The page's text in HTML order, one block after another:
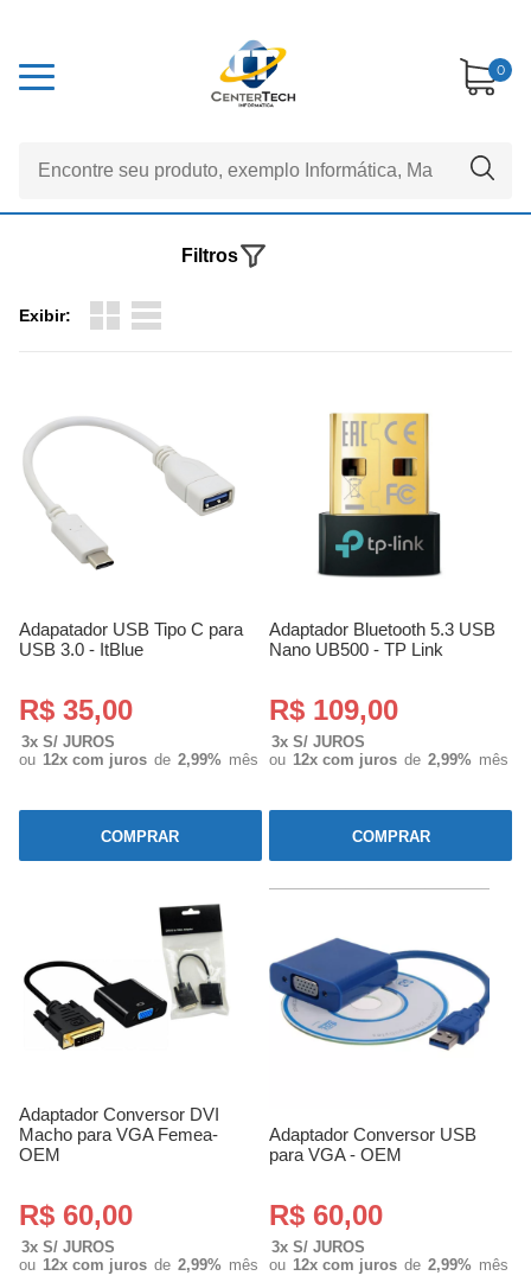
0
Exibir:
Filtros
Adapatador USB Tipo C para
USB 3.0 - ItBlue
R$ 35,00
3x S/ JUROS
ou 12x com juros de 2,99% mês
COMPRAR
Adaptador Bluetooth 5.3 USB
Nano UB500 - TP Link
R$ 109,00
3x S/ JUROS
ou 12x com juros de 2,99% mês
COMPRAR
Adaptador Conversor DVI
Macho para VGA Femea-
OEM
R$ 60,00
3x S/ JUROS
ou 12x com juros de 2,99% mês
Adaptador Conversor USB
para VGA - OEM
R$ 60,00
3x S/ JUROS
ou 12x com juros de 2,99% mês